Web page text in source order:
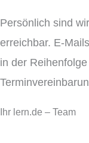
Persönlich sind
erreichbar. E-
in der
Ihr lern.de – Team